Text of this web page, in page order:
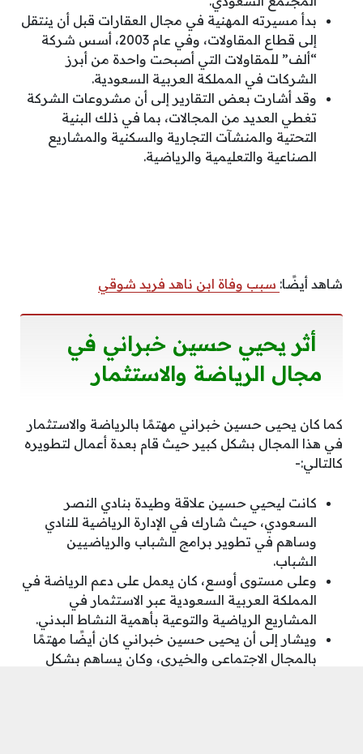
بدأ مسيرته المهنية في مجال العقارات قبل أن ينتقل
إلى قطاع المقاولات، وفي عام 2003، أسس شركة
“ألف” للمقاولات التي أصبحت واحدة من أبرز
الشركات في المملكة العربية السعودية.
وقد أشارت بعض التقارير إلى أن مشروعات الشركة
تغطي العديد من المجالات، بما في ذلك البنية
التحتية والمنشآت التجارية والسكنية والمشاريع
الصناعية والتعليمية والرياضية.
شاهد أيضًا: سبب وفاة ابن ناهد فريد شوقي
أثر يحيي حسين خبراني في
مجال الرياضة والاستثمار
كما كان يحيى حسين خبراني مهتمًا بالرياضة والاستثمار
في هذا المجال بشكل كبير حيث قام بعدة أعمال لتطويره
كالتالي:-
كانت ليحيي حسين علاقة وطيدة بنادي النصر
السعودي، حيث شارك في الإدارة الرياضية للنادي
وساهم في تطوير برامج الشباب والرياضيين
الشباب.
وعلى مستوى أوسع، كان يعمل على دعم الرياضة في
المملكة العربية السعودية عبر الاستثمار في
المشاريع الرياضية والتوعية بأهمية النشاط البدني.
ويشار إلى أن يحيى حسين خبراني كان أيضًا مهتمًا
بالمجال الاجتماعي والخيري، وكان يساهم بشكل